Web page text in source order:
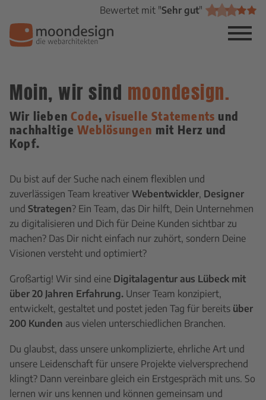
Bewertet mit "Sehr gut"
Moin, wir sind moondesign.
Wir liebenCode,visuelle Statements und
nachhaltigeWeblösungen mit Herz und
Kopf.
Du bist auf der Suche nach einem flexiblen und
zuverlässigen Team kreativer Webentwickler, Designer
und Strategen? Ein Team, das Dir hilft, Dein Unternehmen
zu digitalisieren und Dich für Deine Kunden sichtbar zu
machen? Das Dir nicht einfach nur zuhört, sondern Deine
Visionen versteht und optimiert?
Großartig! Wir sind eine Digitalagentur aus Lübeck mit
über 20 Jahren Erfahrung. Unser Team konzipiert,
entwickelt, gestaltet und postet jeden Tag für bereits über
200 Kunden aus vielen unterschiedlichen Branchen.
Du glaubst, dass unsere unkomplizierte, ehrliche Art und
unsere Leidenschaft für unsere Projekte vielversprechend
klingt? Dann vereinbare gleich ein Erstgespräch mit uns. So
lernen wir uns kennen und können gemeinsam und